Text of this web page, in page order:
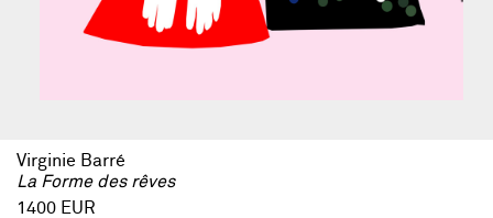
Virginie Barré
La Forme des rêves
1400 EUR